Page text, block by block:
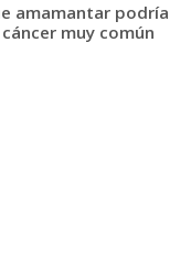
amamantar podría
muy común